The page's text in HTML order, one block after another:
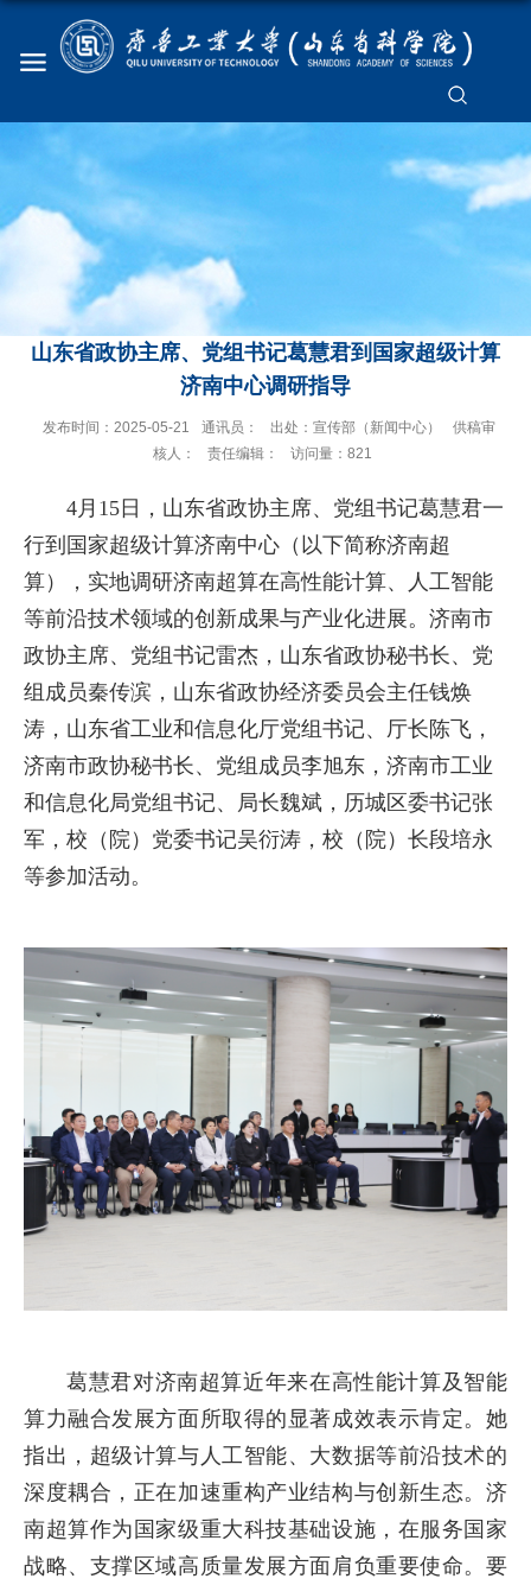
山东省政协主席、党组书记葛慧君到国家超级计算
济南中心调研指导
发布时间：2025-05-21 通讯员： 出处：宣传部（新闻中心）
供稿审
核人：
责任编辑： 访问量： 821
4月15日，山东省政协主席、党组书记葛慧君一
行到国家超级计算济南中心（以下简称济南超
算），实地调研济南超算在高性能计算、人工智能
等前沿技术领域的创新成果与产业化进展。济南市
政协主席、党组书记雷杰，山东省政协秘书长、党
组成员秦传滨，山东省政协经济委员会主任钱焕
涛，山东省工业和信息化厅党组书记、厅长陈飞，
济南市政协秘书长、党组成员李旭东，济南市工业
和信息化局党组书记、局长魏斌，历城区委书记张
军，校（院）党委书记吴衍涛，校（院）长段培永
等参加活动。
葛慧君对济南超算近年来在高性能计算及智能
算力融合发展方面所取得的显著成效表示肯定。她
指出，超级计算与人工智能、大数据等前沿技术的
深度耦合，正在加速重构产业结构与创新生态。济
南超算作为国家级重大科技基础设施，在服务国家
战略、支撑区域高质量发展方面肩负重要使命。要